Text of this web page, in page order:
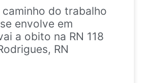
do trabalho
envolve em
a obito na RN 118
RN